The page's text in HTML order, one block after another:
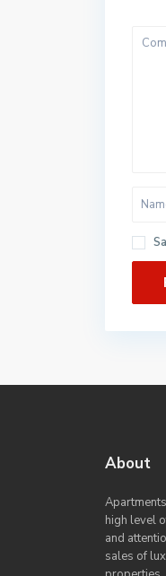
About
high level
and
sales of